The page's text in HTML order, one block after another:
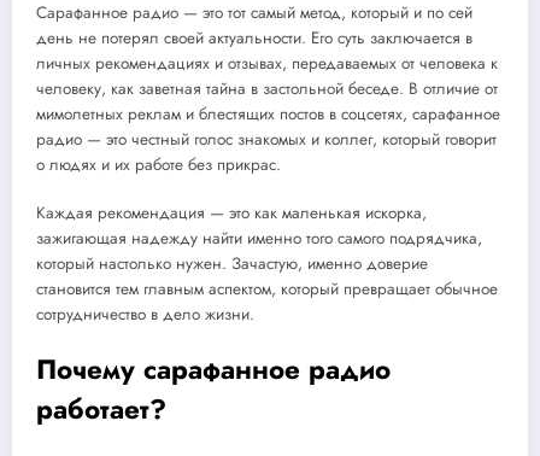
Сарафанное радио — это тот самый метод, который и по сей
день не потерял своей актуальности. Его суть заключается в
личных рекомендациях и отзывах, передаваемых от человека к
человеку, как заветная тайна в застольной беседе. В отличие от
мимолетных реклам и блестящих постов в соцсетях, сарафанное
радио — это честный голос знакомых и коллег, который говорит
о людях и их работе без прикрас.
Каждая рекомендация — это как маленькая искорка,
зажигающая надежду найти именно того самого подрядчика,
который настолько нужен. Зачастую, именно доверие
становится тем главным аспектом, который превращает обычное
сотрудничество в дело жизни.
Почему сарафанное радио
работает?